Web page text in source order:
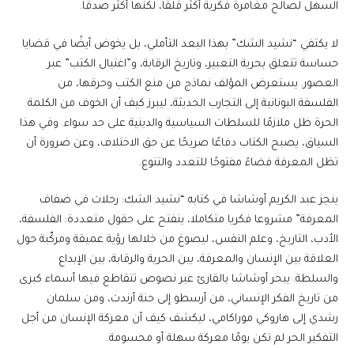
السهل لصالح مغامرة فكرية أكثر قلقًا، لكنها أكثر صدقًا.
لا يكتفي “نشيد الشك” بهذا البعد التأملي، بل يخوض أيضًا في قضايا
حساسة تتعلق بحرية التعبير، وتاريخ الرقابة، و”اغتيال الكتب” عبر
العصور. يستعرض المؤلف نماذج من منع الكتب وحرقها، من
الفلسفة اليونانية إلى التجارب الحديثة، ليبرز كيف أن الخوف من الكلمة
الحرة ظل ملازمًا للسلطات السياسية والدينية على حد سواء. وفي هذا
السياق، يصبح الكتاب دفاعًا صريحًا عن حق الاختلاف، وعن ضرورة أن
تظل المعرفة فضاءً مفتوحًا للتعدد والتنوع.
ينجز عبد الكريم أوشاشا في كتابه “نشيد الشك: رحلات في ضفاف
المعرفة” مشروعا فكريا متكاملا، ينفتح على حقول متعددة: الفلسفة،
الأدب، التاريخ، وعلم النفس، ليصوغ من خلالها رؤية عميقة ومركّبة حول
العلاقة بين الإنسان والمعرفة، بين الحرية والرقابة، بين الإبداع
والسلطة. يبحر أوشاشا بالقارئ عبر نصوص تتقاطع فيها أسماء كبرى
من تاريخ الفكر الإنساني، من أرسطو إلى حنة أرندت، ومن سلمان
رشدي إلى هاروكي موراكامي، ليكشف كيف أن معركة الإنسان من أجل
التفكير الحر لم تكن يومًا معركة سهلة أو محسومة.